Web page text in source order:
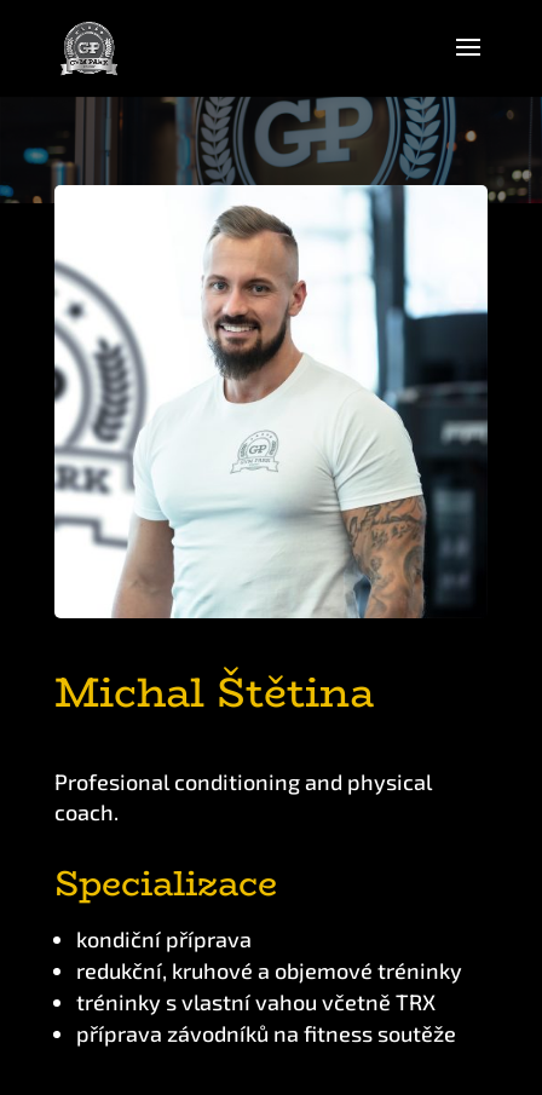
Michal Štětina
Profesional conditioning and physical
coach.
Specializace
kondiční příprava
redukční, kruhové a objemové tréninky
tréninky s vlastní vahou včetně TRX
příprava závodníků na fitness soutěže